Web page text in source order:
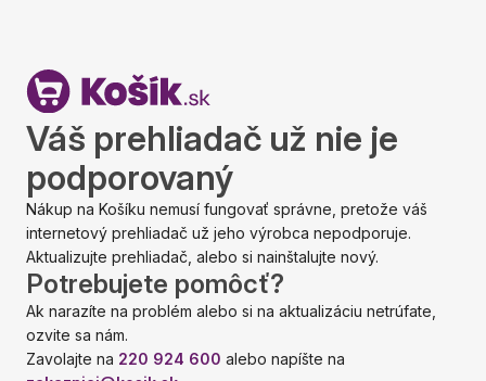
Váš prehliadač už nie je
podporovaný
Nákup na Košíku nemusí fungovať správne, pretože váš
internetový prehliadač už jeho výrobca nepodporuje.
Aktualizujte prehliadač, alebo si nainštalujte nový.
Potrebujete pomôcť?
Ak narazíte na problém alebo si na aktualizáciu netrúfate,
ozvite sa nám.
Zavolajte na 220 924 600 alebo napíšte na